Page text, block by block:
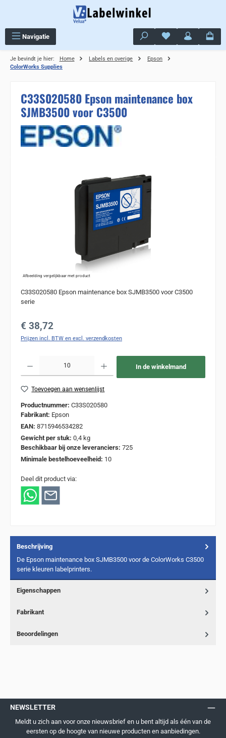
Navigatie Je hebt 0 items op
Je bevindt je hier: Home Labels en overige
Epson
ColorWorks Supplies
C33S020580 Epson maintenance box
SJMB3500 voor C3500
Afbeelding vergelijkbaar met product
C33S020580 Epson maintenance box SJMB3500 voor C3500
serie
Normale prijs:
€ 38,72
Prijzen incl. BTW en excl. verzendkosten
In de winkelmand
Toevoegen aan wensenlijst
Productnummer: C33S020580
Fabrikant: Epson
EAN: 8715946534282
Gewicht per stuk: 0,4 kg
Beschikbaar bij onze leveranciers: 725
Minimale bestelhoeveelheid: 10
Deel dit product via:
Beschrijving
De Epson maintenance box SJMB3500 voor de ColorWorks C3500
serie kleuren labelprinters.
Eigenschappen
Fabrikant
Beoordelingen
NEWSLETTER
Meldt u zich aan voor onze nieuwsbrief en u bent altijd als één van de
eersten op de hoogte van nieuwe producten en aanbiedingen.